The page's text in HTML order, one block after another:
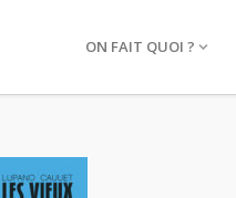
ON FAIT QUOI ?